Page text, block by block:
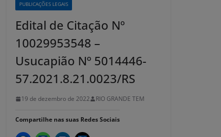
PUBLICAÇÕES LEGAIS
Edital de Citação Nº
10029953548 –
Usucapião Nº 5014446-
57.2021.8.21.0023/RS
19 de dezembro de 2022 RIO GRANDE TEM
Compartilhe nas suas Redes Sociais